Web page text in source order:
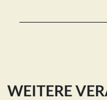
WEITERE